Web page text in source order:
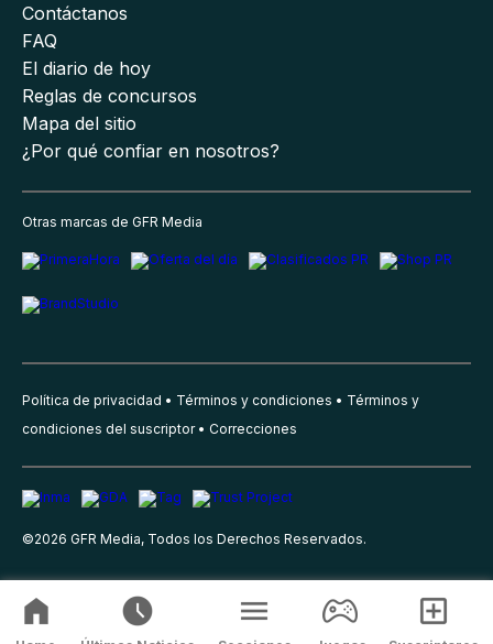
Contáctanos
FAQ
El diario de hoy
Reglas de concursos
Mapa del sitio
¿Por qué confiar en nosotros?
Otras marcas de GFR Media
Política de privacidad Términos y condiciones
Términos y
condiciones del suscriptor
Correcciones
©2026 GFR Media, Todos los Derechos Reservados.